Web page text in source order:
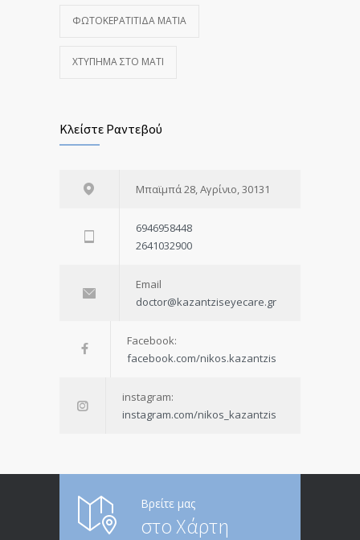
ΦΩΤΟΚΕΡΑΤΊΤΙΔΑ ΜΆΤΙΑ
ΧΤΎΠΗΜΑ ΣΤΟ ΜΆΤΙ
Κλείστε Ραντεβού
Μπαϊμπά 28, Αγρίνιο, 30131
6946958448
2641032900
Email
doctor@kazantziseyecare.gr
Facebook:
facebook.com/nikos.kazantzis
instagram:
instagram.com/nikos_kazantzis
Βρείτε μας
στο Χάρτη